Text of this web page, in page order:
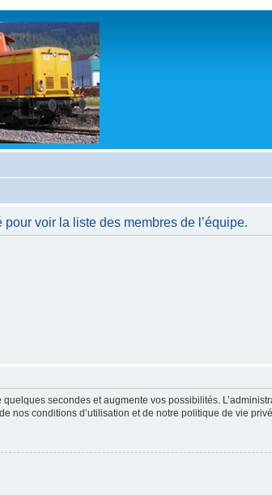
voir la liste des membres de l’équipe.
secondes et augmente vos possibilités.
nos conditions d’utilisation et de notre politique de vie